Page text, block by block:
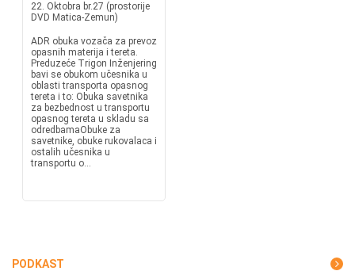
22. Oktobra br.27 (prostorije
DVD Matica-Zemun)
ADR obuka vozača za prevoz
opasnih materija i tereta.
Preduzeće Trigon Inženjering
bavi se obukom učesnika u
oblasti transporta opasnog
tereta i to: Obuka savetnika
za bezbednost u transportu
opasnog tereta u skladu sa
odredbamaObuke za
savetnike, obuke rukovalaca i
ostalih učesnika u
transportu o...
PODKAST